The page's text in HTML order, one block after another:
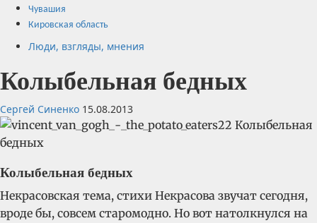
Чувашия
Кировская область
Люди, взгляды, мнения
Колыбельная бедных
Сергей Синенко 15.08.2013
Колыбельная бедных
Некрасовская тема, стихи Некрасова звучат сегодня,
вроде бы, совсем старомодно. Но вот натолкнулся на